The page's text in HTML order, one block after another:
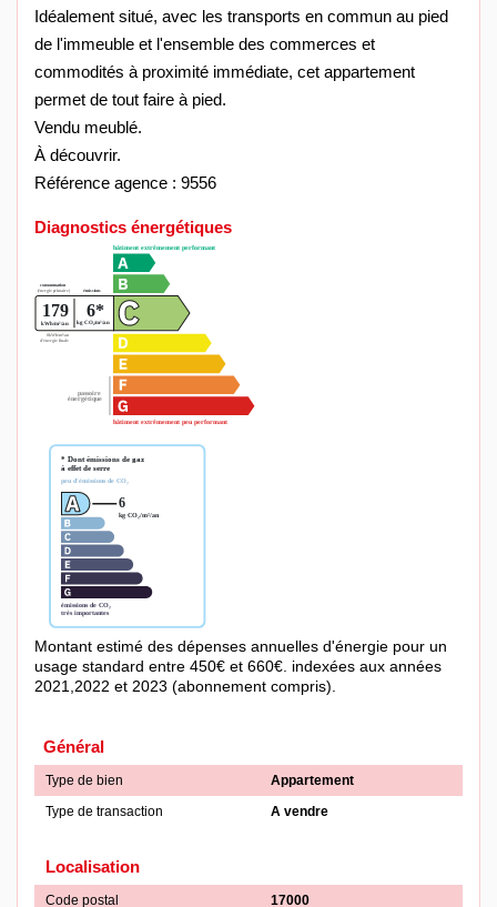
Idéalement situé, avec les transports en commun au pied
de l'immeuble et l'ensemble des commerces et
commodités à proximité immédiate, cet appartement
permet de tout faire à pied.
Vendu meublé.
À découvrir.
Référence agence : 9556
Diagnostics énergétiques
Montant estimé des dépenses annuelles d'énergie pour un
usage standard entre 450€ et 660€. indexées aux années
2021,2022 et 2023 (abonnement compris).
Général
Type de bien
Appartement
Type de transaction
A vendre
Localisation
Code postal 17000